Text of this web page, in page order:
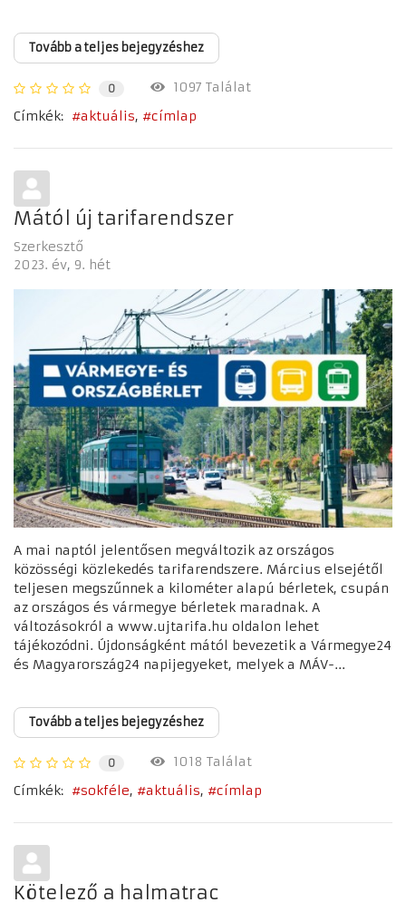
Tovább a teljes bejegyzéshez
0
1097 Találat
Címkék:
aktuális címlap
Mától új tarifarendszer
Szerkesztő
2023. év 9. hét
A mai naptól jelentősen megváltozik az országos
közösségi közlekedés tarifarendszere. Március elsejétől
teljesen megszűnnek a kilométer alapú bérletek, csupán
az országos és vármegye bérletek maradnak. A
változásokról a www.ujtarifa.hu oldalon lehet
tájékozódni. Újdonságként mától bevezetik a Vármegye24
és Magyarország24 napijegyeket, melyek a MÁV-...
Tovább a teljes bejegyzéshez
0
1018 Találat
Címkék:
sokféle aktuális címlap
Kötelező a halmatrac